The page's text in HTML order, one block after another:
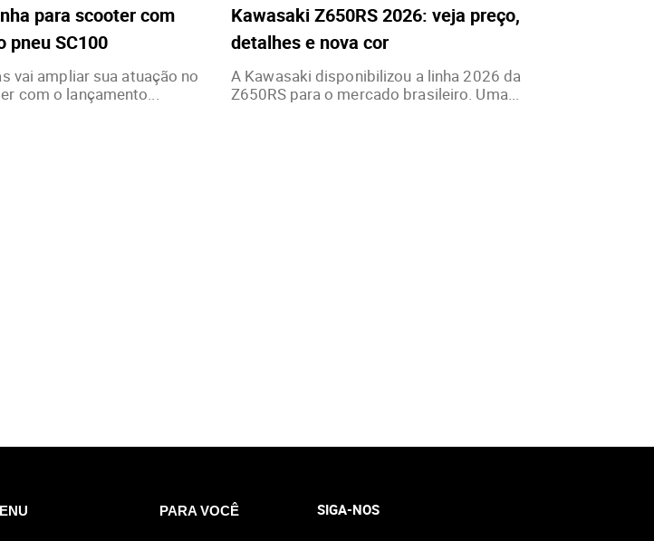
para scooter com
pneu SC100
vai ampliar sua atuação no
com o lançamento...
Kawasaki Z650RS 2026: veja preço,
detalhes e nova cor
A Kawasaki disponibilizou a linha 2026 da
Z650RS para o mercado brasileiro. Uma...
PARA VOCÊ SIGA-NOS